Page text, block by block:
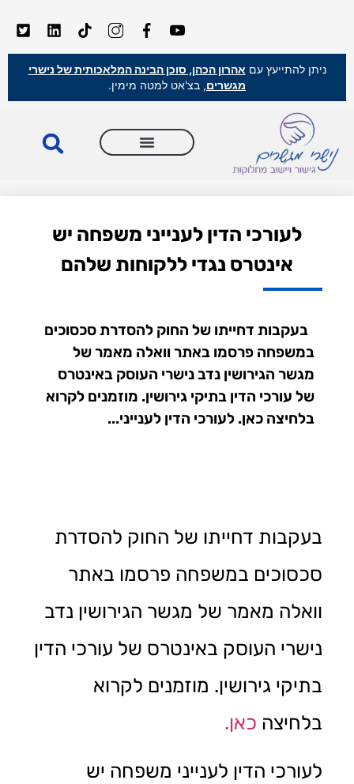
ניתן להתייעץ עם אהרון הכהן, סוכן הבינה המלאכותית של נישרי
מגשרים, בצ'אט למטה מימין.
לעורכי הדין לענייני משפחה יש
אינטרס נגדי ללקוחות שלהם
בעקבות דחייתו של החוק להסדרת סכסוכים
במשפחה פרסמו באתר וואלה מאמר של
מגשר הגירושין נדב נישרי העוסק באינטרס
של עורכי הדין בתיקי גירושין. מוזמנים לקרוא
בלחיצה כאן. לעורכי הדין לענייני...
בעקבות דחייתו של החוק להסדרת
סכסוכים במשפחה פרסמו באתר
וואלה מאמר של מגשר הגירושין נדב
נישרי העוסק באינטרס של עורכי הדין
בתיקי גירושין. מוזמנים לקרוא
בלחיצה כאן.
לעורכי הדין לענייני משפחה יש